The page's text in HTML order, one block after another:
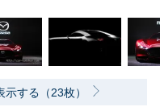
する（23枚）